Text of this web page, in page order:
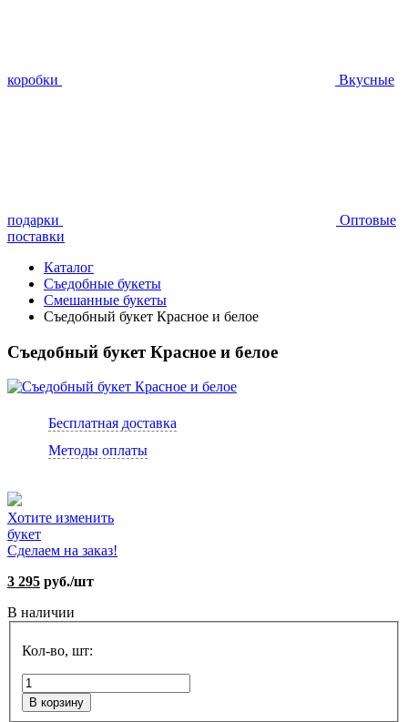
коробки Вкусные
подарки
Оптовые
поставки
Каталог
Съедобные букеты
Смешанные букеты
Съедобный букет Красное и белое
Съедобный букет Красное и белое
Бесплатная доставка
Методы оплаты
Хотите изменить
букет
Сделаем на заказ!
3 295 руб./шт
В наличии
Кол-во, шт:
В корзину